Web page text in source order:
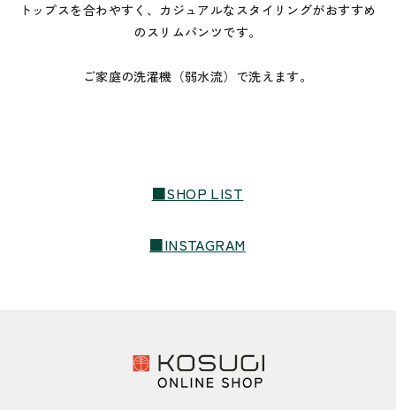
トップスを合わやすく、カジュアルなスタイリングがおすすめ
のスリムパンツです。
ご家庭の洗濯機（弱水流）で洗えます。
■SHOP LIST
■INSTAGRAM